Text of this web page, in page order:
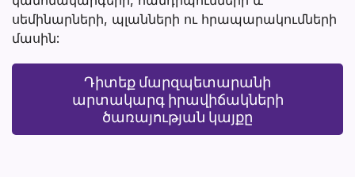
սեմինարների, պլանների ու հրապարակումների
մասին:
Դիտեք մարզպետարանի
արտակարգ իրավիճակների
ծառայության կայքը